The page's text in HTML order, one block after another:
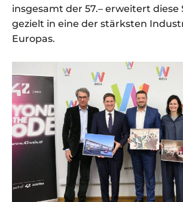
insgesamt der 57.– erweitert
gezielt in eine der stärksten
Europas.